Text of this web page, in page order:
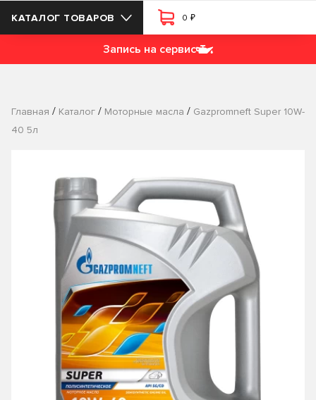
КАТАЛОГ ТОВАРОВ 0 ₽
Запись на сервис
Главная / Каталог / Моторные масла / Gazpromneft Super 10W-
40 5л